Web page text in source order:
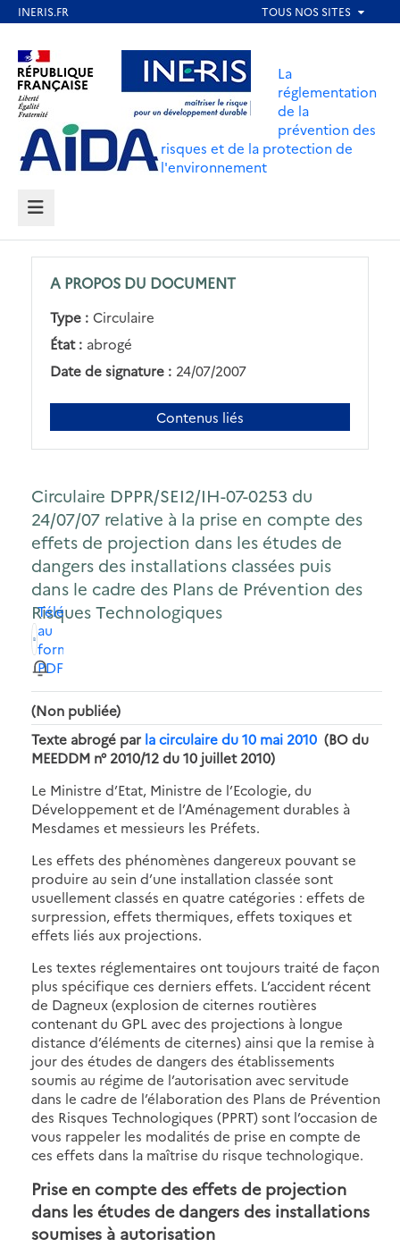
contenu
principal
Aller au contenu Aller au menu
Aller au pied de page
La
réglementation
de la
prévention des
risques et de la protection de
l'environnement
MENU
A PROPOS DU DOCUMENT
Type : Circulaire
État : abrogé
Date de signature : 24/07/2007
Contenus liés
Circulaire DPPR/SEI2/IH-07-0253 du
24/07/07 relative à la prise en compte des
effets de projection dans les études de
dangers des installations classées puis
dans le cadre des Plans de Prévention des
Risques Technologiques
Télécharger
au
format
PDF
(Non publiée)
Texte abrogé par la circulaire du 10 mai 2010 (BO du
MEEDDM n° 2010/12 du 10 juillet 2010)
Le Ministre d’Etat, Ministre de l’Ecologie, du
Développement et de l’Aménagement durables à
Mesdames et messieurs les Préfets.
Les effets des phénomènes dangereux pouvant se
produire au sein d’une installation classée sont
usuellement classés en quatre catégories : effets de
surpression, effets thermiques, effets toxiques et
effets liés aux projections.
Les textes réglementaires ont toujours traité de façon
plus spécifique ces derniers effets. L’accident récent
de Dagneux (explosion de citernes routières
contenant du GPL avec des projections à longue
distance d’éléments de citernes) ainsi que la remise à
jour des études de dangers des établissements
soumis au régime de l’autorisation avec servitude
dans le cadre de l’élaboration des Plans de Prévention
des Risques Technologiques (PPRT) sont l’occasion de
vous rappeler les modalités de prise en compte de
ces effets dans la maîtrise du risque technologique.
Prise en compte des effets de projection
dans les études de dangers des installations
soumises à autorisation